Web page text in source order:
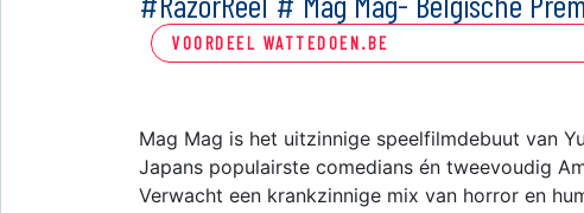
VOORDEEL WATTEDOEN.BE
Mag Mag is het uitzinnige speelfilmdebuut van
Japans populairste comedians én tweevoudig
Verwacht een krankzinnige mix van horror en